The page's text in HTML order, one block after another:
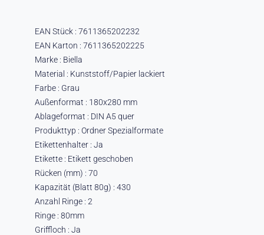
EAN Stück : 7611365202232
EAN Karton : 7611365202225
Marke : Biella
Material : Kunststoff/Papier lackiert
Farbe : Grau
Außenformat : 180x280 mm
Ablageformat : DIN A5 quer
Produkttyp : Ordner Spezialformate
Etikettenhalter : Ja
Etikette : Etikett geschoben
Rücken (mm) : 70
Kapazität (Blatt 80g) : 430
Anzahl Ringe : 2
Ringe : 80mm
Griffloch : Ja